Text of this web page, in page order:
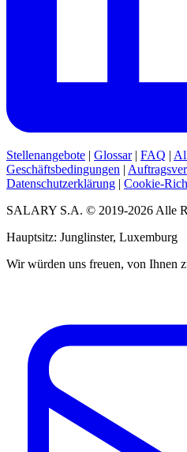
Stellenangebote | Glossar| FAQ |
Geschäftsbedingungen |
Datenschutzerklärung | Cookie-
SALARY S.A. © 2019-2026 Alle
Hauptsitz: Junglinster, Luxemburg
Wir würden uns freuen, von Ihnen